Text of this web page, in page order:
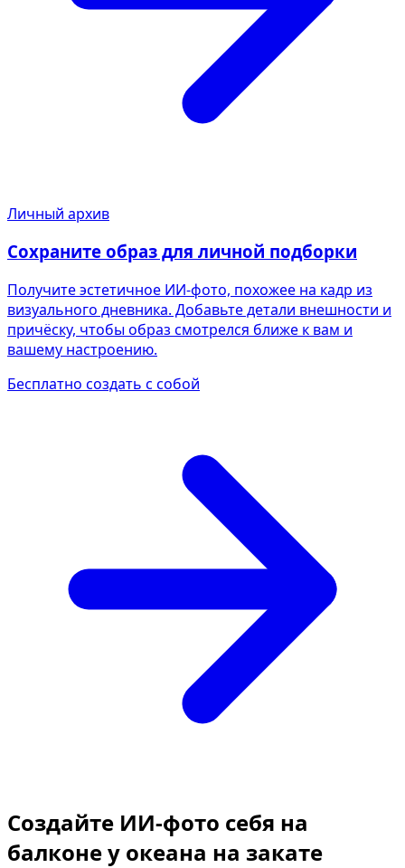
Личный архив
Сохраните образ для личной подборки
Получите эстетичное ИИ-фото, похожее на кадр из
визуального дневника. Добавьте детали внешности и
причёску, чтобы образ смотрелся ближе к вам и
вашему настроению.
Бесплатно создать с собой
Создайте ИИ-фото себя на
балконе у океана на закате